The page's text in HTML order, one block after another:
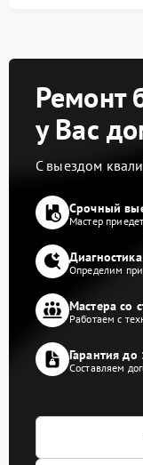
Ремонт
у Вас
С выездом
Срочный
Мастер
Определим
Мастера со
Работаем с
Гарантия до
Составляем